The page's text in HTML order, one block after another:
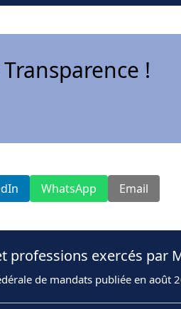
!
WhatsApp Email
professions exercés par
de mandats publiée en août